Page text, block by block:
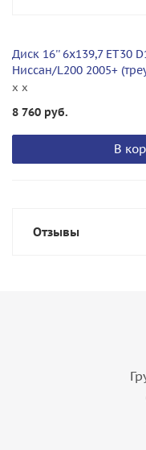
Диск 16'' 6x139,7 ET30
Ниссан/L200 2005+
x x
8 760 руб.
В
Отзывы